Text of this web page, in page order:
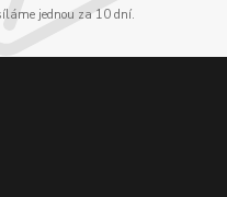
jednou za 10 dní.